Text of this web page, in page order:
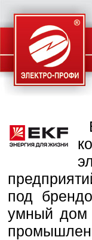
под
умный дом